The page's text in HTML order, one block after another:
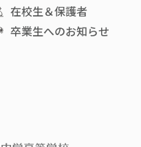
在校生＆保護者
卒業生へのお知らせ